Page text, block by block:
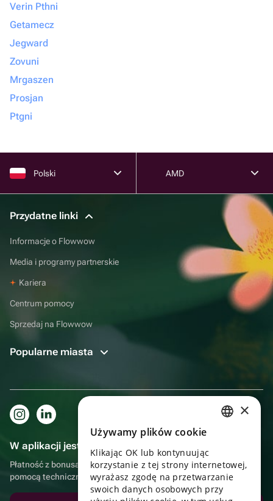
Verin Pthni
Getamecz
Jegward
Zovuni
Mrgaszen
Prosjan
Ptgni
Polski AMD
Przydatne linki
Informacje o Flowwow
Media i programy partnerskie
Kariera
Centrum pomocy
Sprzedaj na Flowwow
Popularne miasta
W aplikacji jest to jeszcze wygodniejsze!
Płatność z bonusami, samodzielna dostawa, wygodny czat z
pomocą techniczną
UKRAINIAN
PORTUGUESE
×
Używamy plików cookie
Klikając OK lub kontynuując
korzystanie z tej strony internetowej,
wyrażasz zgodę na przetwarzanie
swoich danych osobowych przy